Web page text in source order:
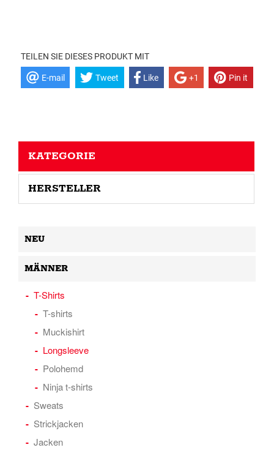
TEILEN SIE DIESES PRODUKT MIT
E-mail Tweet Like +1 Pin it
KATEGORIE
HERSTELLER
NEU
MÄNNER
T-Shirts
T-shirts
Muckishirt
Longsleeve
Polohemd
Ninja t-shirts
Sweats
Strickjacken
Jacken